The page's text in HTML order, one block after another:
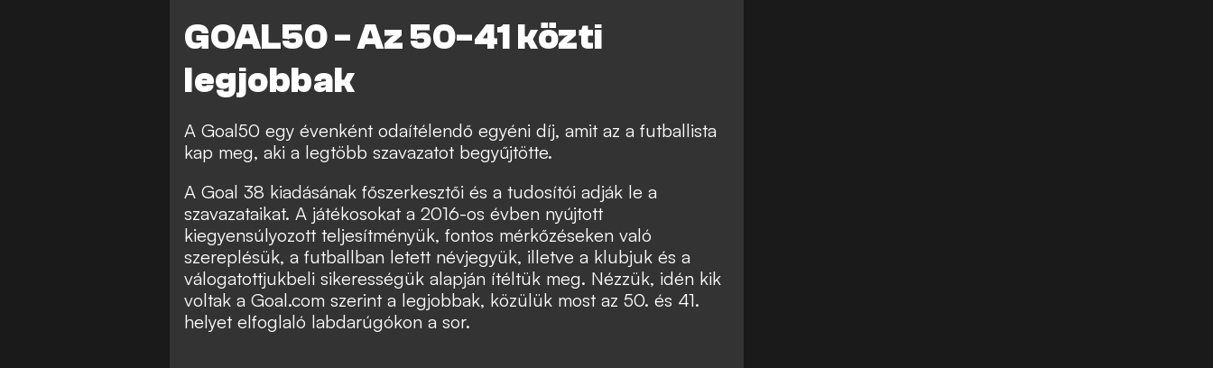
GOAL50 - Az 50-41 közti
legjobbak
A Goal50 egy évenként odaítélendő egyéni díj, amit az a futballista
kap meg, aki a legtöbb szavazatot begyűjtötte.
A Goal 38 kiadásának főszerkesztői és a tudosítói adják le a
szavazataikat. A játékosokat a 2016-os évben nyújtott
kiegyensúlyozott teljesítményük, fontos mérkőzéseken való
szereplésük, a futballban letett névjegyük, illetve a klubjuk és a
válogatottjukbeli sikerességük alapján ítéltük meg. Nézzük, idén kik
voltak a Goal.com szerint a legjobbak, közülük most az 50. és 41.
helyet elfoglaló labdarúgókon a sor.